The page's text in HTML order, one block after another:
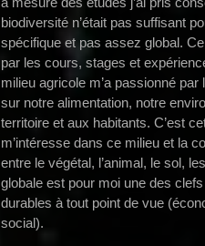
biodiversité n’était pas suffisant
spécifique et pas assez global.
par les cours, stages et
milieu agricole m’a passionné
sur notre alimentation, notre
territoire et aux habitants. C’est
m’intéresse dans ce milieu et la
entre le végétal, l’animal, le sol,
globale est pour moi une des
durables à tout point de vue
social).